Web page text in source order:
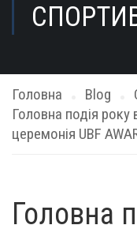
Головна Blog
Головна подія року
церемонія UBF
Головна